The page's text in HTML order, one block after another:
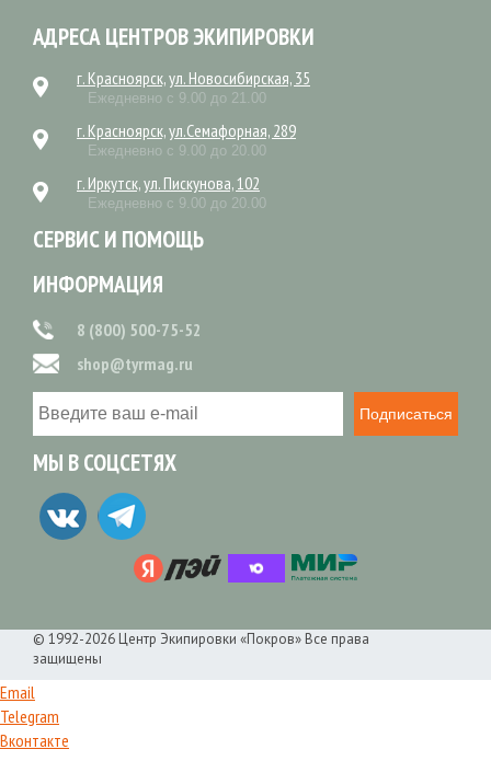
АДРЕСА ЦЕНТРОВ ЭКИПИРОВКИ
г. Красноярск, ул. Новосибирская, 35
Ежедневно с 9.00 до 21.00
г. Красноярск, ул.Семафорная, 289
Ежедневно с 9.00 до 20.00
г. Иркутск, ул. Пискунова, 102
Ежедневно с 9.00 до 20.00
СЕРВИС И ПОМОЩЬ
ИНФОРМАЦИЯ
8 (800) 500-75-52
shop@tyrmag.ru
Подписаться
МЫ В СОЦСЕТЯХ
© 1992-2026 Центр Экипировки «Покров» Все права
защищены
Email
Telegram
Вконтакте